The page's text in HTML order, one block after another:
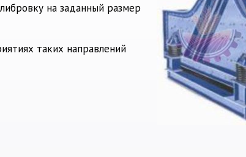
на заданный размер
таких направлений